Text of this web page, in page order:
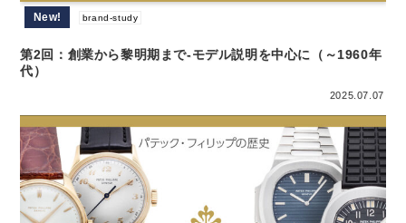
New! brand-study
第2回：創業から黎明期まで-モデル説明を中心に（～1960年
代）
2025.07.07